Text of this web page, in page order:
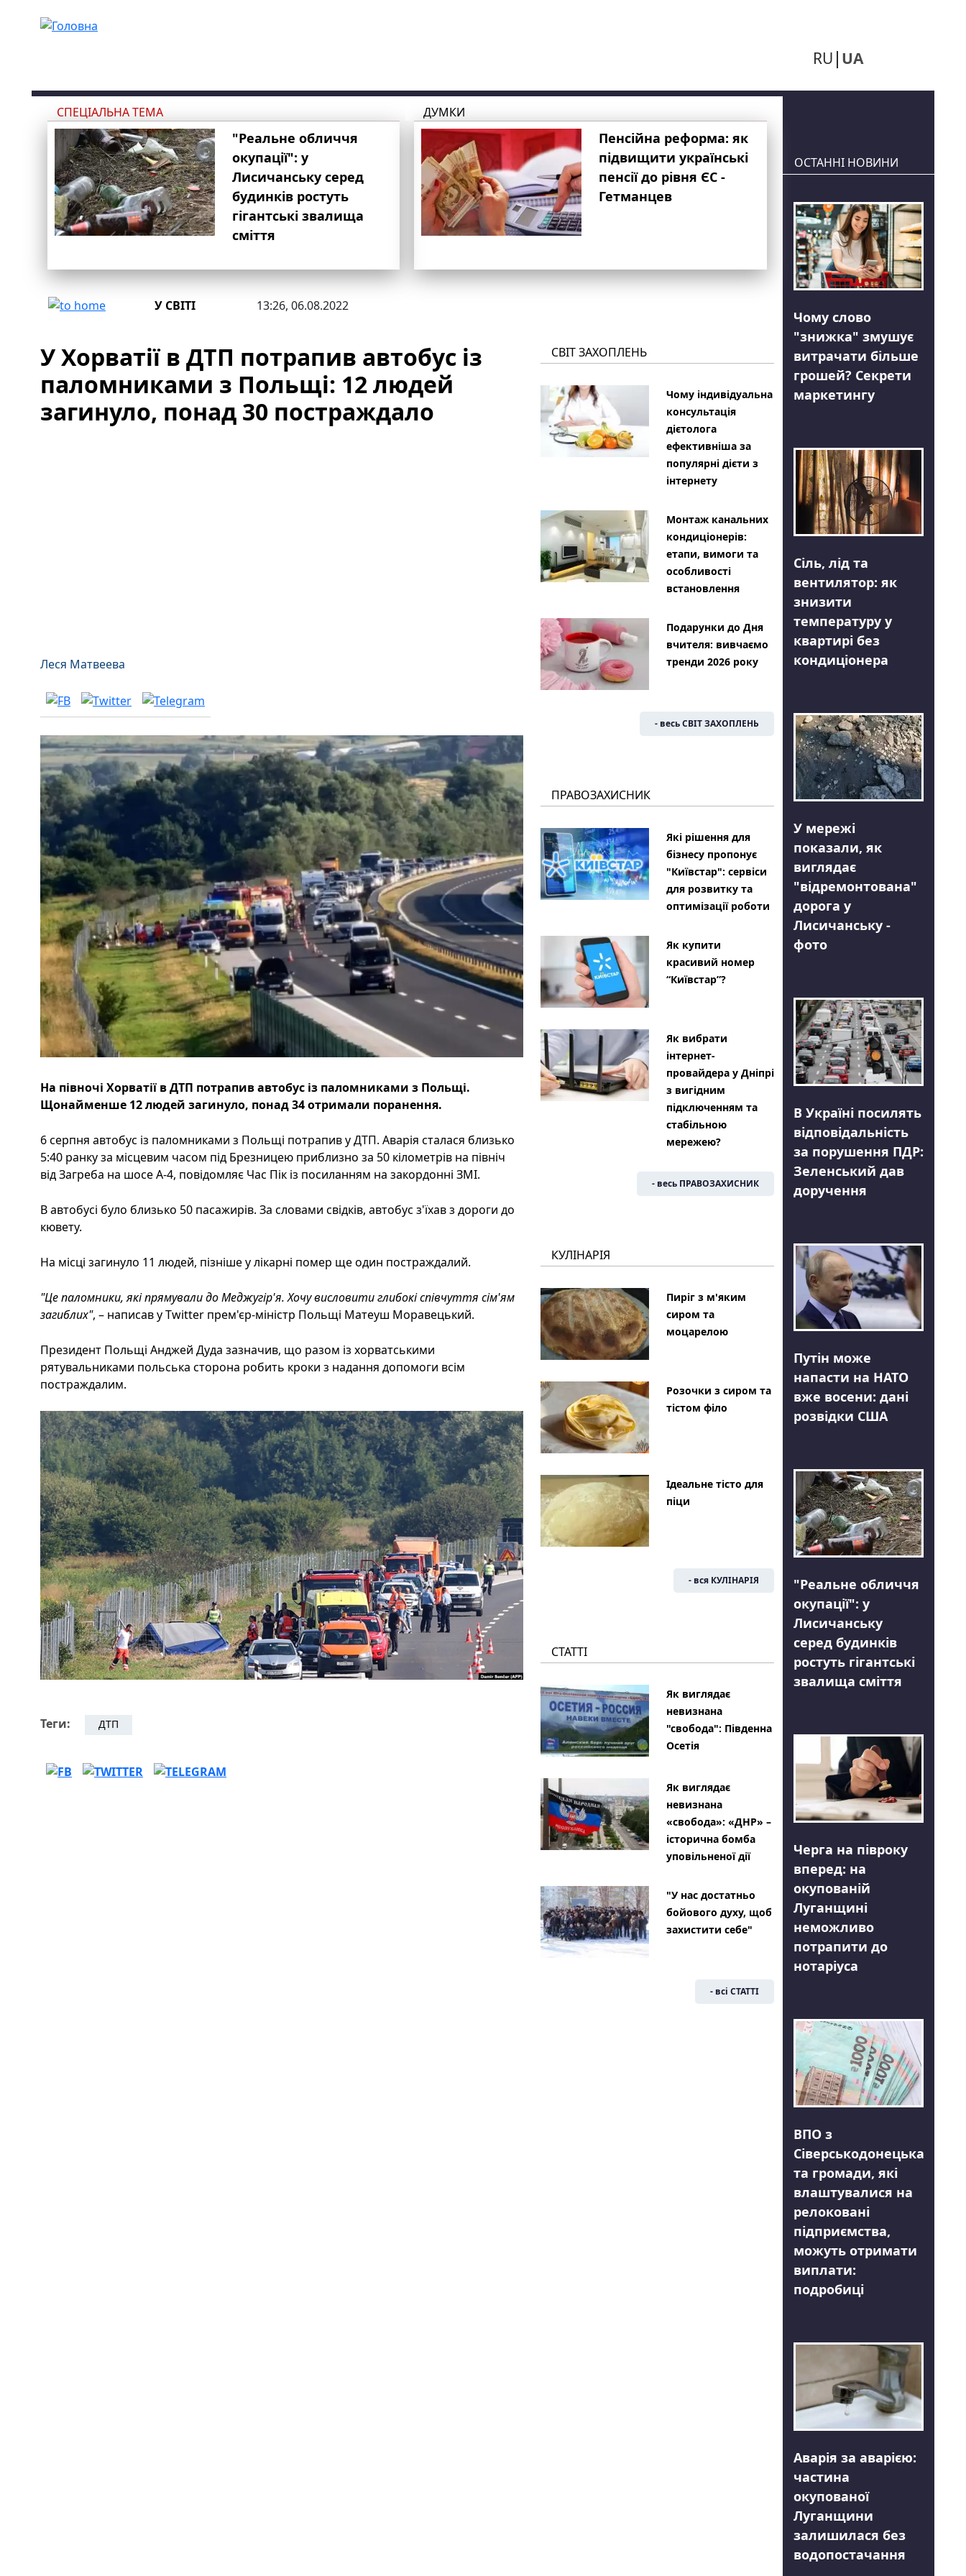
RU UA
СПЕЦІАЛЬНА ТЕМА
"Реальне обличчя
окупації": у
Лисичанську серед
будинків ростуть
гігантські звалища
сміття
ДУМКИ
Пенсійна реформа: як
підвищити українські
пенсії до рівня ЄС -
Гетманцев
У СВІТІ 13:26, 06.08.2022
У Хорватії в ДТП потрапив автобус із
паломниками з Польщі: 12 людей
загинуло, понад 30 постраждало
Леся Матвеева
На півночі Хорватії в ДТП потрапив автобус із паломниками з Польщі.
Щонайменше 12 людей загинуло, понад 34 отримали поранення.
6 серпня автобус із паломниками з Польщі потрапив у ДТП. Аварія сталася близько
5:40 ранку за місцевим часом під Брезницею приблизно за 50 кілометрів на північ
від Загреба на шосе А-4, повідомляє Час Пік із посиланням на закордонні ЗМІ.
В автобусі було близько 50 пасажирів. За словами свідків, автобус з'їхав з дороги до
кювету.
На місці загинуло 11 людей, пізніше у лікарні помер ще один постраждалий.
"Це паломники, які прямували до Меджугір'я. Хочу висловити глибокі співчуття сім'ям
загиблих", – написав у Twitter прем'єр-міністр Польщі Матеуш Моравецький.
Президент Польщі Анджей Дуда зазначив, що разом із хорватськими
рятувальниками польська сторона робить кроки з надання допомоги всім
постраждалим.
Теги: ДТП
СВІТ ЗАХОПЛЕНЬ
Чому індивідуальна
консультація
дієтолога
ефективніша за
популярні дієти з
інтернету
Монтаж канальних
кондиціонерів:
етапи, вимоги та
особливості
встановлення
Подарунки до Дня
вчителя: вивчаємо
тренди 2026 року
- весь СВІТ ЗАХОПЛЕНЬ
ПРАВОЗАХИСНИК
Які рішення для
бізнесу пропонує
"Київстар": сервіси
для розвитку та
оптимізації роботи
Як купити
красивий номер
“Київстар”?
Як вибрати
інтернет-
провайдера у Дніпрі
з вигідним
підключенням та
стабільною
мережею?
- весь ПРАВОЗАХИСНИК
КУЛІНАРІЯ
Пиріг з м'яким
сиром та
моцарелою
Розочки з сиром та
тістом філо
Ідеальне тісто для
піци
- вся КУЛІНАРІЯ
СТАТТІ
Як виглядає
невизнана
"свобода": Південна
Осетія
Як виглядає
невизнана
«свобода»: «ДНР» –
історична бомба
уповільненої дії
"У нас достатньо
бойового духу, щоб
захистити себе"
- всі СТАТТІ
ОСТАННІ НОВИНИ
Чому слово
"знижка" змушує
витрачати більше
грошей? Секрети
маркетингу
Сіль, лід та
вентилятор: як
знизити
температуру у
квартирі без
кондиціонера
У мережі
показали, як
виглядає
"відремонтована"
дорога у
Лисичанську -
фото
В Україні посилять
відповідальність
за порушення ПДР:
Зеленський дав
доручення
Путін може
напасти на НАТО
вже восени: дані
розвідки США
"Реальне обличчя
окупації": у
Лисичанську
серед будинків
ростуть гігантські
звалища сміття
Черга на півроку
вперед: на
окупованій
Луганщині
неможливо
потрапити до
нотаріуса
ВПО з
Сіверськодонецька
та громади, які
влаштувалися на
релоковані
підприємства,
можуть отримати
виплати:
подробиці
Аварія за аварією:
частина
окупованої
Луганщини
залишилася без
водопостачання